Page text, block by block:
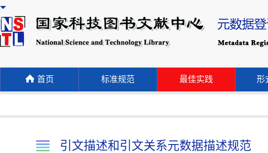
首页 标准规范 最佳实践 形
引文描述和引文关系元数据描述规范